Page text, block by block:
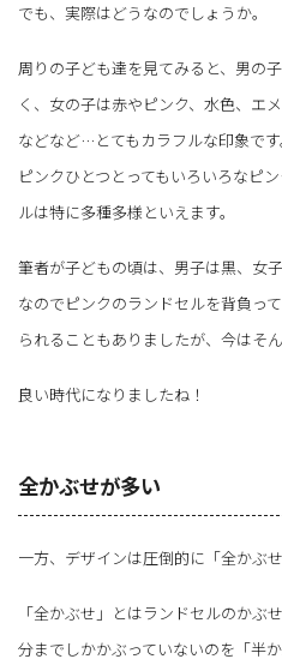
でも、実際はどうなのでしょうか。
周りの子ども達を見てみると、男の
く、女の子は赤やピンク、水色、エ
などなど…とてもカラフルな印象です
ピンクひとつとってもいろいろなピ
ルは特に多種多様といえます。
筆者が子どもの頃は、男子は黒、女
なのでピンクのランドセルを背負っ
られることもありましたが、今はそ
良い時代になりましたね！
全かぶせが多い
一方、デザインは圧倒的に「全かぶ
「全かぶせ」とはランドセルのかぶ
分までしかかぶっていないのを「半か